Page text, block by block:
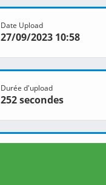
Date Upload
27/09/2023 10:58
Durée d'upload
252 secondes